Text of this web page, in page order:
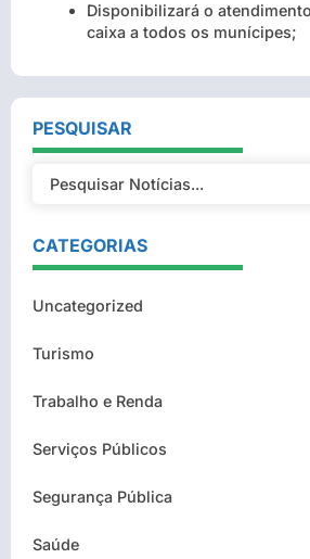
Disponibilizará o
caixa a todos os munícipes;
PESQUISAR
CATEGORIAS
Uncategorized
Turismo
Trabalho e Renda
Serviços Públicos
Segurança Pública
Saúde